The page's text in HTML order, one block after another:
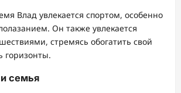
Влад увлекается спортом, особенно
Он также увлекается
стремясь обогатить свой
горизонты.
семья